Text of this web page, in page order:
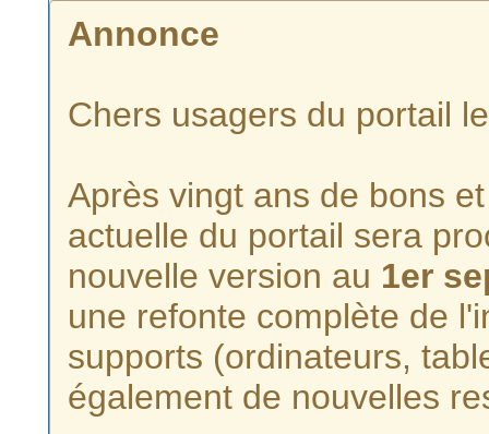
Annonce
Chers usagers du portail
Après vingt ans de bons
actuelle du portail sera
nouvelle version au 1er
une refonte complète de
supports (ordinateurs,
également de nouvelles